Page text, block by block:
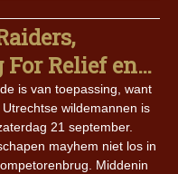
For Relief en…
is van toepassing, want
wildemannen is
21 september.
mayhem niet los in
Middenin